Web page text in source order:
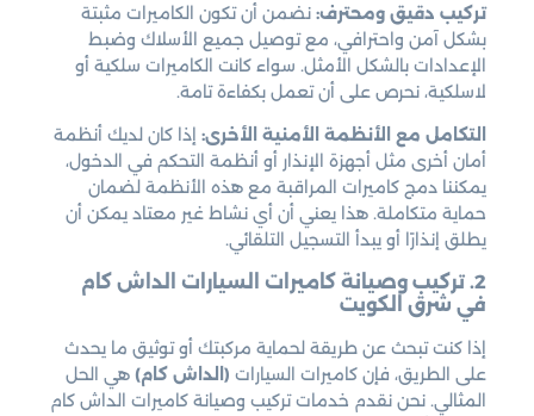
تركيب دقيق ومحترف: نضمن أن تكون الكاميرات مثبتة
بشكل آمن واحترافي، مع توصيل جميع الأسلاك وضبط
الإعدادات بالشكل الأمثل. سواء كانت الكاميرات سلكية أو
لاسلكية، نحرص على أن تعمل بكفاءة تامة.
التكامل مع الأنظمة الأمنية الأخرى: إذا كان لديك أنظمة
أمان أخرى مثل أجهزة الإنذار أو أنظمة التحكم في الدخول،
يمكننا دمج كاميرات المراقبة مع هذه الأنظمة لضمان
حماية متكاملة. هذا يعني أن أي نشاط غير معتاد يمكن أن
يطلق إنذارًا أو يبدأ التسجيل التلقائي.
2. تركيب وصيانة كاميرات السيارات الداش كام
في شرق الكويت
إذا كنت تبحث عن طريقة لحماية مركبتك أو توثيق ما يحدث
على الطريق، فإن كاميرات السيارات (الداش كام) هي الحل
المثالي. نحن نقدم خدمات تركيب وصيانة كاميرات الداش كام